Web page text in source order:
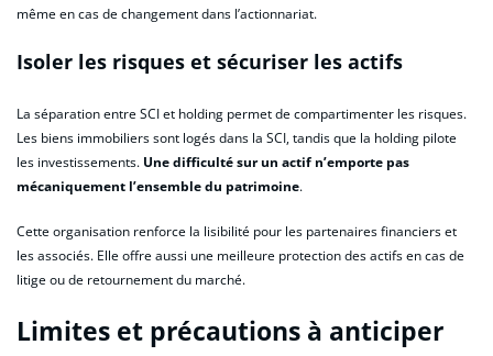
même en cas de changement dans l’actionnariat.
Isoler les risques et sécuriser les actifs
La séparation entre SCI et holding permet de compartimenter les risques.
Les biens immobiliers sont logés dans la SCI, tandis que la holding pilote
les investissements. Une difficulté sur un actif n’emporte pas
mécaniquement l’ensemble du patrimoine.
Cette organisation renforce la lisibilité pour les partenaires financiers et
les associés. Elle offre aussi une meilleure protection des actifs en cas de
litige ou de retournement du marché.
Limites et précautions à anticiper